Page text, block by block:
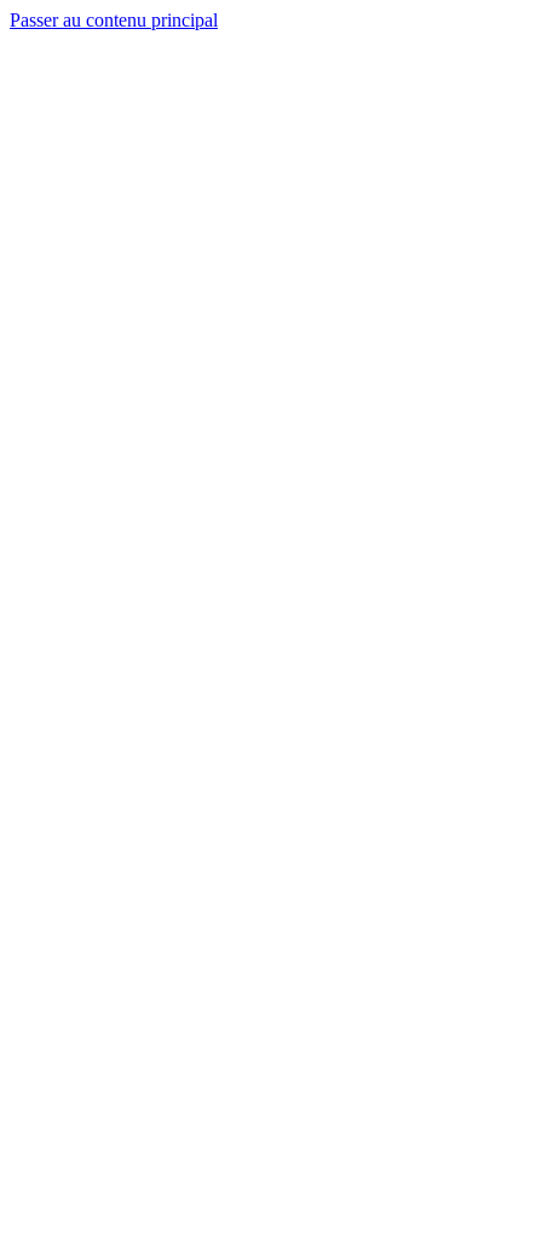
Passer au contenu principal